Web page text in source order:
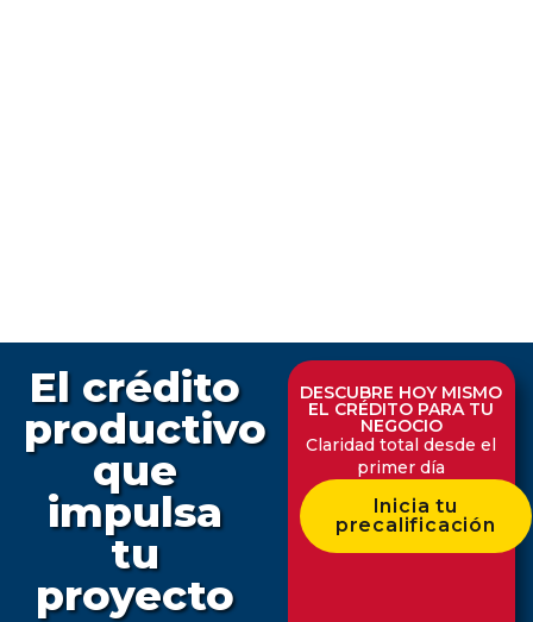
El crédito
productivo
que
impulsa
tu
proyecto
DESCUBRE HOY MISMO
EL CRÉDITO PARA TU
NEGOCIO
Claridad total desde el
primer día
Inicia tu
precalificación